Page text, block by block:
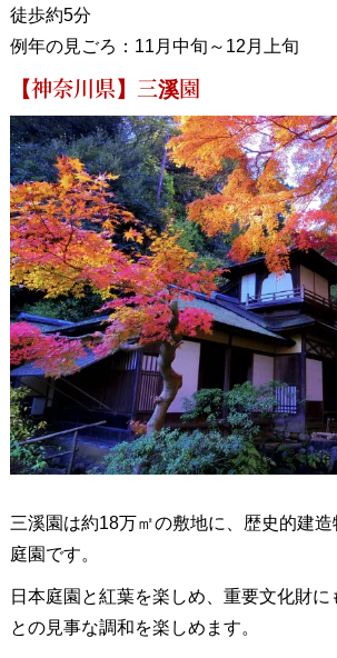
徒歩約5分
例年の見ごろ：11月中旬～12月上旬
【神奈川県】三溪園
三溪園は約18万㎡の敷地に、歴史的建
庭園です。
日本庭園と紅葉を楽しめ、重要文化財
との見事な調和を楽しめます。